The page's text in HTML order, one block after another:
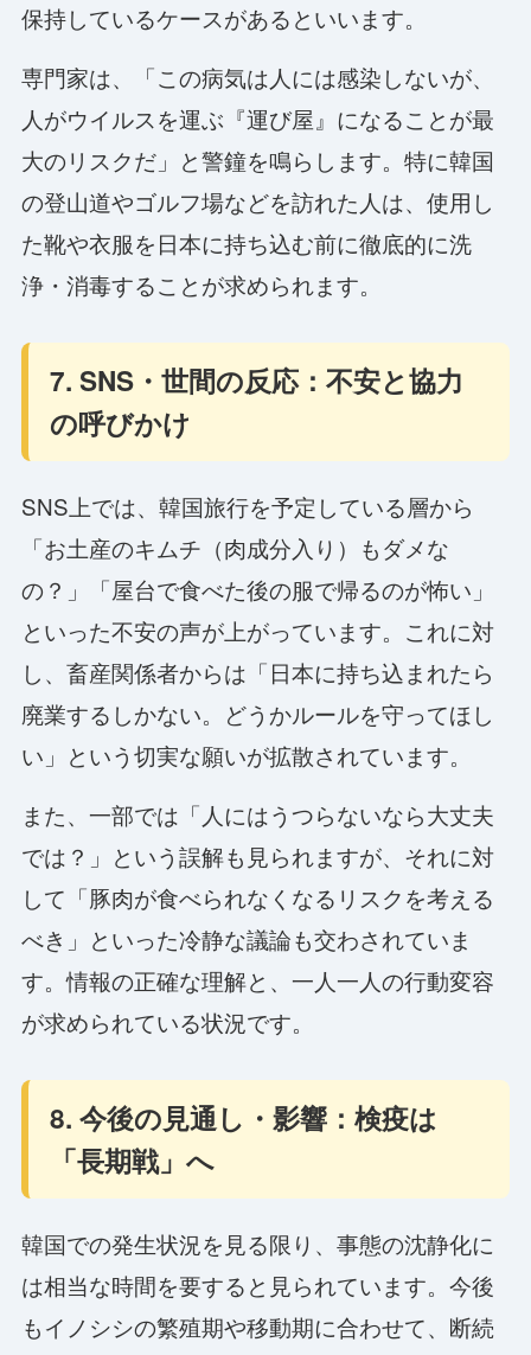
保持しているケースがあるといいます。
専門家は、「この病気は人には感染しないが、
人がウイルスを運ぶ『運び屋』になることが最
大のリスクだ」と警鐘を鳴らします。特に韓国
の登山道やゴルフ場などを訪れた人は、使用し
た靴や衣服を日本に持ち込む前に徹底的に洗
浄・消毒することが求められます。
7. SNS・世間の反応：不安と協力
の呼びかけ
SNS上では、韓国旅行を予定している層から
「お土産のキムチ（肉成分入り）もダメな
の？」「屋台で食べた後の服で帰るのが怖い」
といった不安の声が上がっています。これに対
し、畜産関係者からは「日本に持ち込まれたら
廃業するしかない。どうかルールを守ってほし
い」という切実な願いが拡散されています。
また、一部では「人にはうつらないなら大丈夫
では？」という誤解も見られますが、それに対
して「豚肉が食べられなくなるリスクを考える
べき」といった冷静な議論も交わされていま
す。情報の正確な理解と、一人一人の行動変容
が求められている状況です。
8. 今後の見通し・影響：検疫は
「長期戦」へ
韓国での発生状況を見る限り、事態の沈静化に
は相当な時間を要すると見られています。今後
もイノシシの繁殖期や移動期に合わせて、断続